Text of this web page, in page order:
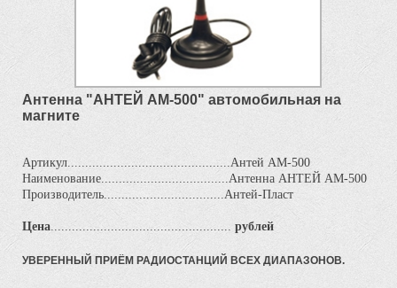
Антенна "АНТЕЙ АМ-500" автомобильная на
магните
Артикул..............................................Антей АМ-500
Наименование....................................Антенна АНТЕЙ АМ-500
Производитель..................................Антей-Пласт
Цена рублей
УВЕРЕННЫЙ ПРИЁМ РАДИОСТАНЦИЙ ВСЕХ ДИАПАЗОНОВ.